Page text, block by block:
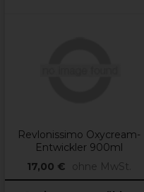
Revlonissimo Oxycream-
Entwickler 900ml
17,00 €
ohne MwSt.